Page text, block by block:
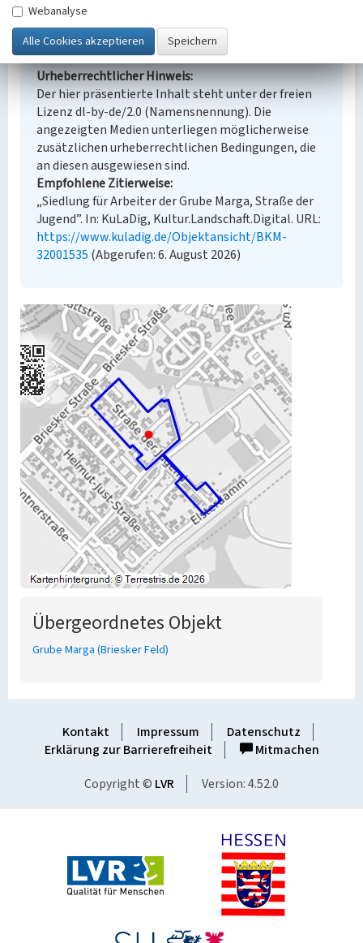
Empfohlene Zitierweise
Urheberrechtlicher Hinweis
Der hier präsentierte Inhalt steht unter der freien
Lizenz dl-by-de/2.0 (Namensnennung). Die
angezeigten Medien unterliegen möglicherweise
zusätzlichen urheberrechtlichen Bedingungen, die
an diesen ausgewiesen sind.
Empfohlene Zitierweise
„Siedlung für Arbeiter der Grube Marga, Straße der
Jugend”. In: KuLaDig, Kultur.Landschaft.Digital. URL:
https://www.kuladig.de/Objektansicht/BKM-
32001535 (Abgerufen: 6. August 2026)
Übergeordnetes Objekt
Grube Marga (Briesker Feld)
Kontakt Impressum
Datenschutz
Erklärung zur Barrierefreiheit
Mitmachen
Copyright © LVR Version: 4.52.0
Webanalyse